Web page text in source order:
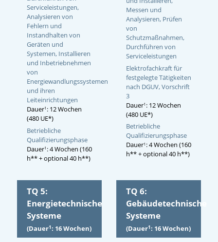
Serviceleistungen,
Analysieren von
Fehlern und
Instandhalten von
Geräten und
Systemen, Installieren
und Inbetriebnehmen
von
Energiewandlungssystemen
und ihren
Leiteinrichtungen
Dauer1 : 12 Wochen
(480 UE*)
Betriebliche
Qualifizierungsphase
Dauer1 : 4 Wochen (160
h** + optional 40 h**)
Messen und
Analysieren, Prüfen
von
Schutzmaßnahmen,
Durchführen von
Serviceleistungen
Elektrofachkraft für
festgelegte Tätigkeiten
nach DGUV, Vorschrift
3
Dauer1 : 12 Wochen
(480 UE*)
Betriebliche
Qualifizierungsphase
Dauer1 : 4 Wochen (160
h** + optional 40 h**)
TQ 5:
Energietechnische
Systeme
(Dauer1: 16 Wochen)
TQ 6:
Gebäudetechnische
Systeme
(Dauer1: 16 Wochen)